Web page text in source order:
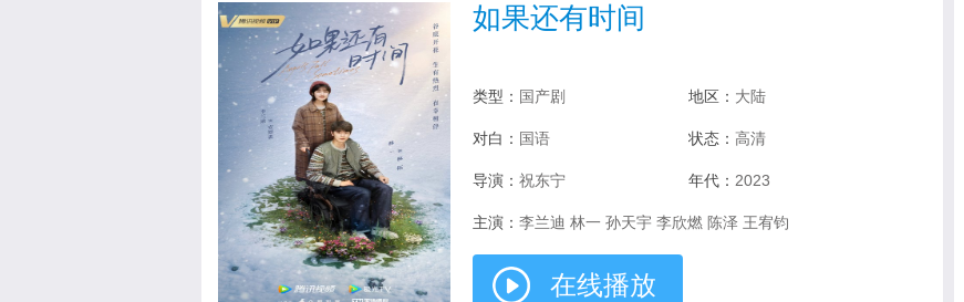
如果还有时间
类型： 国产剧 地区： 大陆
对白： 国语 状态： 高清
导演： 祝东宁 年代： 2023
主演： 李兰迪 林一 孙天宇 李欣燃 陈泽 王宥钧
在线播放